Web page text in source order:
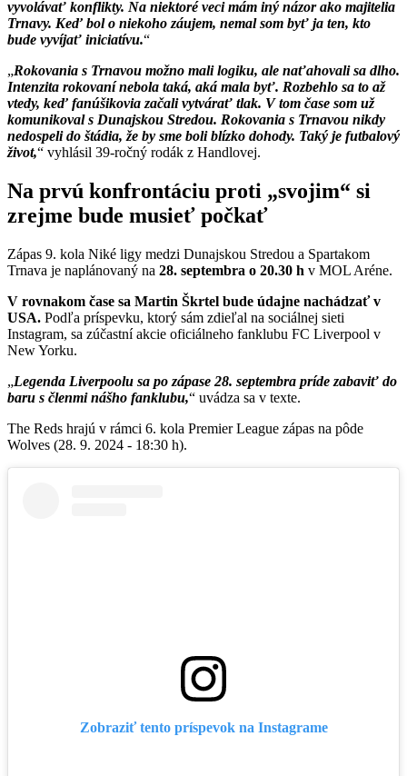
vyvolávať konflikty. Na niektoré veci mám iný názor ako majitelia
Trnavy. Keď bol o niekoho záujem, nemal som byť ja ten, kto
bude vyvíjať iniciatívu.
Rokovania s Trnavou možno mali logiku, ale naťahovali sa dlho.
Intenzita rokovaní nebola taká, aká mala byť. Rozbehlo sa to až
vtedy, keď fanúšikovia začali vytvárať tlak. V tom čase som už
komunikoval s Dunajskou Stredou. Rokovania s Trnavou nikdy
nedospeli do štádia, že by sme boli blízko dohody. Taký je futbalový
život,
vyhlásil 39-ročný rodák z Handlovej.
Na prvú konfrontáciu proti „svojim“ si
zrejme bude musieť počkať
Zápas 9. kola Niké ligy medzi Dunajskou Stredou a Spartakom
Trnava je naplánovaný na 28. septembra o 20.30 h v MOL Aréne.
V rovnakom čase sa Martin Škrtel bude údajne nachádzať v
USA. Podľa príspevku, ktorý sám zdieľal na sociálnej sieti
Instagram, sa zúčastní akcie oficiálneho fanklubu FC Liverpool v
New Yorku.
Legenda Liverpoolu sa po zápase 28. septembra príde zabaviť do
baru s členmi nášho fanklubu,
uvádza sa v texte.
The Reds hrajú v rámci 6. kola Premier League zápas na pôde
Wolves (28. 9. 2024 - 18:30 h).
Zobraziť tento príspevok na Instagrame